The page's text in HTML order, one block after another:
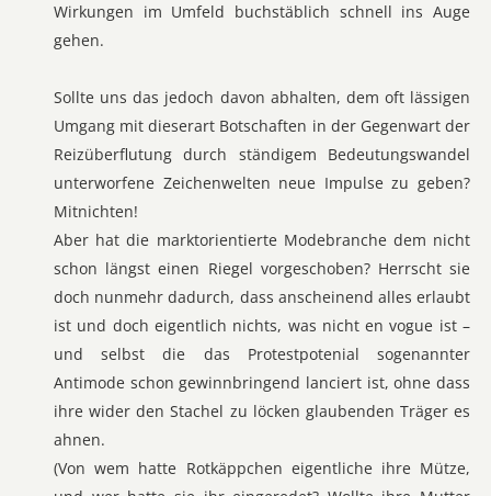
Wirkungen im Umfeld buchstäblich schnell ins Auge
gehen.
Sollte uns das jedoch davon abhalten, dem oft lässigen
Umgang mit dieserart Botschaften in der Gegenwart der
Reizüberflutung durch ständigem Bedeutungswandel
unterworfene Zeichenwelten neue Impulse zu geben?
Mitnichten!
Aber hat die marktorientierte Modebranche dem nicht
schon längst einen Riegel vorgeschoben? Herrscht sie
doch nunmehr dadurch, dass anscheinend alles erlaubt
ist und doch eigentlich nichts, was nicht en vogue ist –
und selbst die das Protestpotenial sogenannter
Antimode schon gewinnbringend lanciert ist, ohne dass
ihre wider den Stachel zu löcken glaubenden Träger es
ahnen.
(Von wem hatte Rotkäppchen eigentliche ihre Mütze,